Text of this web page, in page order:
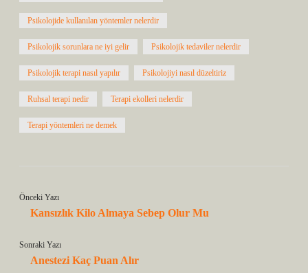
Psikolojide kullanılan yöntemler nelerdir
Psikolojik sorunlara ne iyi gelir Psikolojik tedaviler nelerdir
Psikolojik terapi nasıl yapılır Psikolojiyi nasıl düzeltiriz
Ruhsal terapi nedir Terapi ekolleri nelerdir
Terapi yöntemleri ne demek
Önceki Yazı
Kansızlık Kilo Almaya Sebep Olur Mu
Sonraki Yazı
Anestezi Kaç Puan Alır